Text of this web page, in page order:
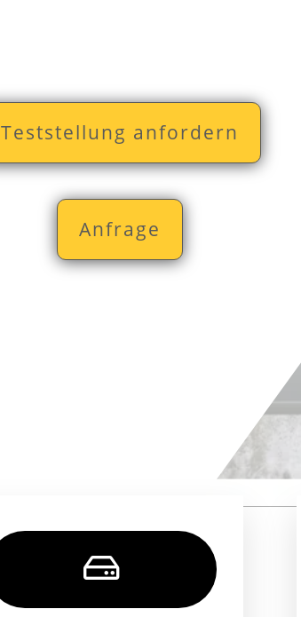
Teststellung anfordern
Anfrage
